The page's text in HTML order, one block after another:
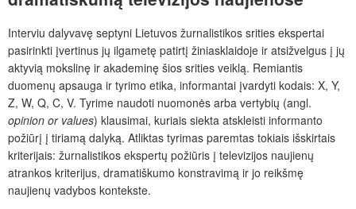
Interviu dalyvavę septyni Lietuvos žurnalistikos srities ekspertai
pasirinkti įvertinus jų ilgametę patirtį žiniasklaidoje ir atsižvelgus į jų
aktyvią mokslinę ir akademinę šios srities veiklą. Remiantis
duomenų apsauga ir tyrimo etika, informantai įvardyti kodais: X, Y,
Z, W, Q, C, V. Tyrime naudoti nuomonės arba vertybių (angl.
opinion or values) klausimai, kuriais siekta atskleisti informanto
požiūrį į tiriamą dalyką. Atliktas tyrimas paremtas tokiais išskirtais
kriterijais: žurnalistikos ekspertų požiūris į televizijos naujienų
atrankos kriterijus, dramatiškumo konstravimą ir jo reikšmę
naujienų vadybos kontekste.